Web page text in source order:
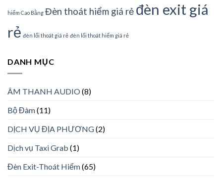
hiểm Cao Bằng Đèn thoát hiểm giá rẻ đèn exit giá
rẻ đèn lối thoát giá rẻ đèn lối thoát hiểm giá rẻ
DANH MỤC
ÂM THANH AUDIO(8)
Bộ Đàm(11)
DỊCH VỤ ĐỊA PHƯƠNG(2)
Dịch vụ Taxi Grab (1)
Đèn Exit-Thoát Hiểm(65)